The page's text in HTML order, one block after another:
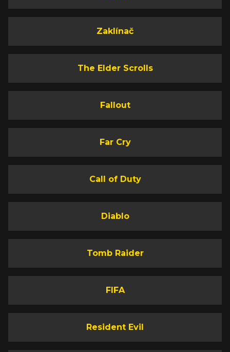
Zaklínač
The Elder Scrolls
Fallout
Far Cry
Call of Duty
Diablo
Tomb Raider
FIFA
Resident Evil